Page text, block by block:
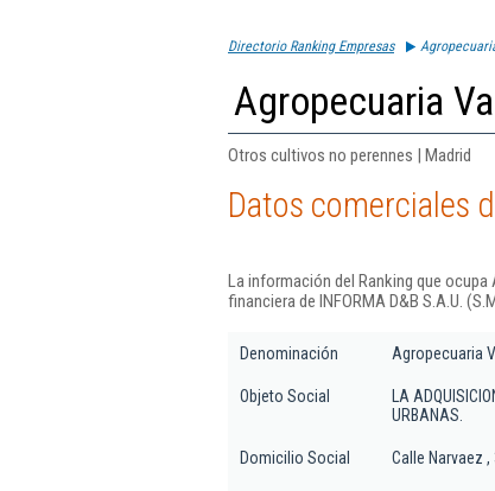
Directorio Ranking Empresas
Agropecuaria
Otros cultivos no perennes | Madrid
Datos comerciales
La información del Ranking que
financiera de INFORMA D&B S.A.U.
Denominación Agropecuaria
Objeto Social
LA
URBANAS.
Domicilio Social Calle Narvaez ,